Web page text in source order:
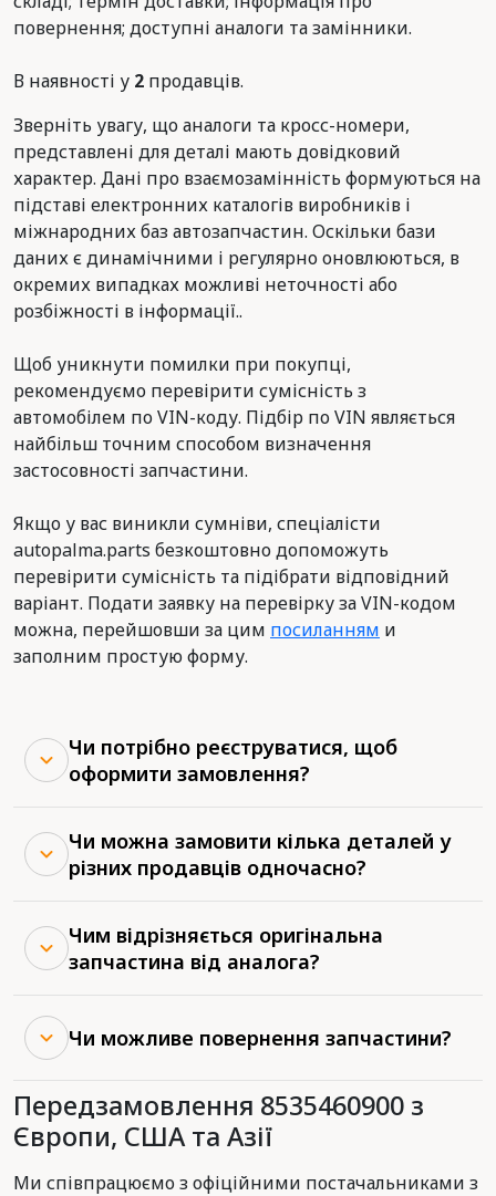
повернення; доступні аналоги та замінники.
В наявності у 2 продавців.
Зверніть увагу, що аналоги та кросс-номери,
представлені для деталі мають довідковий
характер. Дані про взаємозамінність формуються на
підставі електронних каталогів виробників і
міжнародних баз автозапчастин. Оскільки бази
даних є динамічними і регулярно оновлюються, в
окремих випадках можливі неточності або
розбіжності в інформації..
Щоб уникнути помилки при покупці,
рекомендуємо перевірити сумісність з
автомобілем по VIN-коду. Підбір по VIN являється
найбільш точним способом визначення
застосовності запчастини.
Якщо у вас виникли сумніви, спеціалісти
autopalma.parts безкоштовно допоможуть
перевірити сумісність та підібрати відповідний
варіант. Подати заявку на перевірку за VIN-кодом
можна, перейшовши за цим посиланням и
заполним простую форму.
Чи потрібно реєструватися, щоб
оформити замовлення?
Чи можна замовити кілька деталей у
різних продавців одночасно?
Чим відрізняється оригінальна
запчастина від аналога?
Чи можливе повернення запчастини?
Передзамовлення 8535460900 з
Європи, США та Азії
Ми співпрацюємо з офіційними постачальниками з